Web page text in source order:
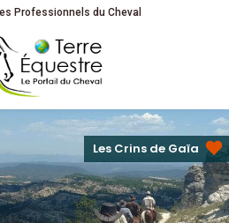
Professionnels du Cheval
Les Crins de Gaïa